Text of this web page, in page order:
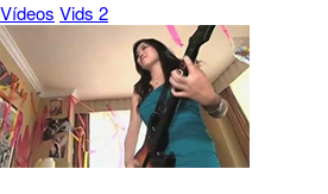
Vídeos Vids 2